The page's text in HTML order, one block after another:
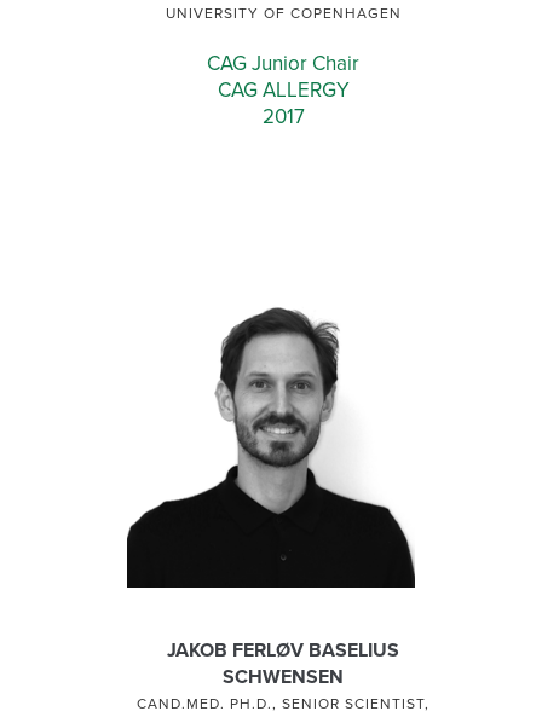
UNIVERSITY OF COPENHAGEN
CAG Junior Chair
CAG ALLERGY
2017
JAKOB FERLØV BASELIUS
SCHWENSEN
CAND.MED. PH.D., SENIOR SCIENTIST,